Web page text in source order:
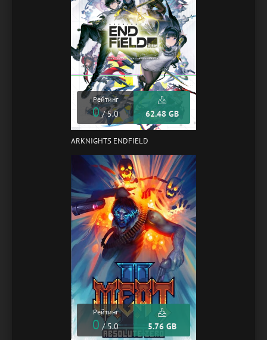
Рейтинг
0/ 5.0 62.48 GB
ARKNIGHTS ENDFIELD
Рейтинг
0 / 5.0 5.76 GB